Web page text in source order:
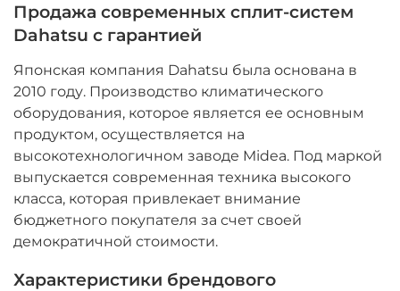
Продажа современных сплит-систем
Dahatsu с гарантией
Японская компания Dahatsu была основана в
2010 году. Производство климатического
оборудования, которое является ее основным
продуктом, осуществляется на
высокотехнологичном заводе Midea. Под маркой
выпускается современная техника высокого
класса, которая привлекает внимание
бюджетного покупателя за счет своей
демократичной стоимости.
Характеристики брендового